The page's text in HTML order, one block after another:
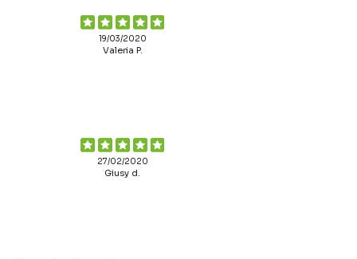
19/03/2020
Valeria P.
27/02/2020
Giusy d.